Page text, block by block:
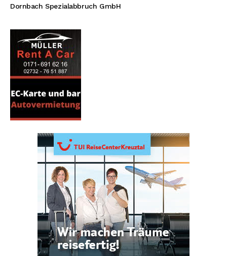
Dornbach Spezialabbruch GmbH